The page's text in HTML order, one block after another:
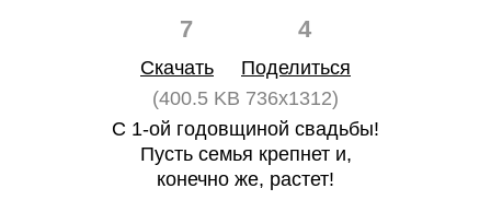
7 4
Скачать
Поделиться
(400.5 KB 736x1312)
С 1-ой годовщиной свадьбы!
Пусть семья крепнет и,
конечно же, растет!